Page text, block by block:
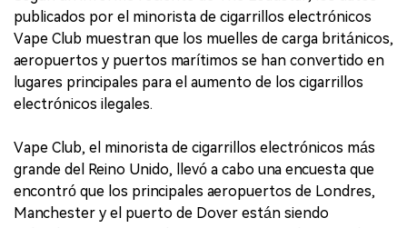
publicados por el minorista de cigarrillos electrónicos
Vape Club muestran que los muelles de carga británicos,
aeropuertos y puertos marítimos se han convertido en
lugares principales para el aumento de los cigarrillos
electrónicos ilegales.
Vape Club, el minorista de cigarrillos electrónicos más
grande del Reino Unido, llevó a cabo una encuesta que
encontró que los principales aeropuertos de Londres,
Manchester y el puerto de Dover están siendo